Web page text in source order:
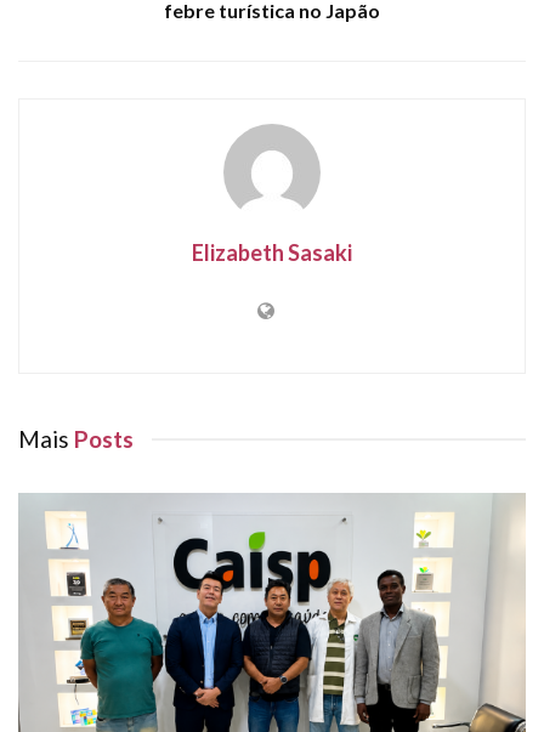
febre turística no Japão
Elizabeth Sasaki
Mais Posts